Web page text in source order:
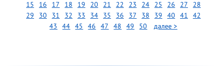
15
16 17 18 19 20 21 22 23 24 25 26 27
28
29
30 31 32 33 34 35 36 37 38 39 40 41
42
43
44 45 46 47 48 49 50 далее >